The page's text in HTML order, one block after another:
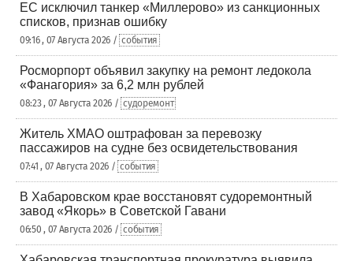
ЕС исключил танкер «Миллерово» из санкционных
списков, признав ошибку
09:16 , 07 Августа 2026 / события
Росморпорт объявил закупку на ремонт ледокола
«Фанагория» за 6,2 млн рублей
08:23 , 07 Августа 2026 / судоремонт
Житель ХМАО оштрафован за перевозку
пассажиров на судне без освидетельствования
07:41 , 07 Августа 2026 / события
В Хабаровском крае восстановят судоремонтный
завод «Якорь» в Советской Гавани
06:50 , 07 Августа 2026 / события